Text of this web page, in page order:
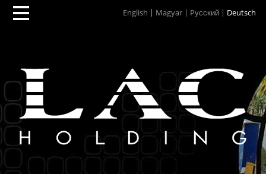
English Magyar Pусский Deutsch